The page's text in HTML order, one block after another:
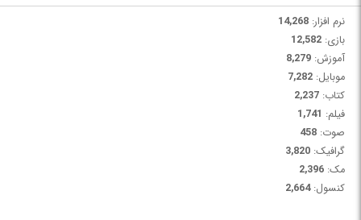
نرم افزار: 14,268
بازی: 12,582
آموزش: 8,279
موبایل: 7,282
کتاب: 2,237
فیلم: 1,741
صوت: 458
گرافیک: 3,820
مک: 2,396
کنسول:2,664